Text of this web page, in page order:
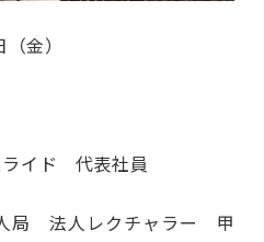
金）
イド 代表社員
人局 法人レクチャラー 甲